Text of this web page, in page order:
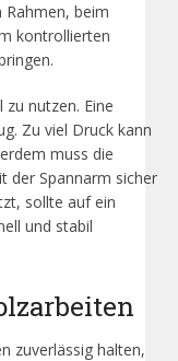
Rahmen, beim
kontrollierten
nutzen. Eine
Zu viel Druck kann
muss die
der Spannarm sicher
sollte auf ein
und stabil
zuverlässig halten,